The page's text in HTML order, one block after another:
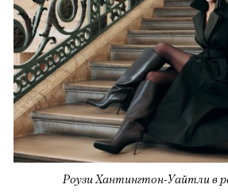
Роузи Хантингтон-Уайтли в